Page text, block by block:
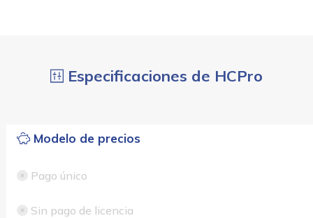
Especificaciones de HCPro
Modelo de precios
Pago único
Sin pago de licencia